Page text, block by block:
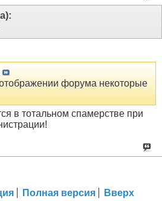
форума некоторые
в тотальном спамерстве при
Полная версия Вверх